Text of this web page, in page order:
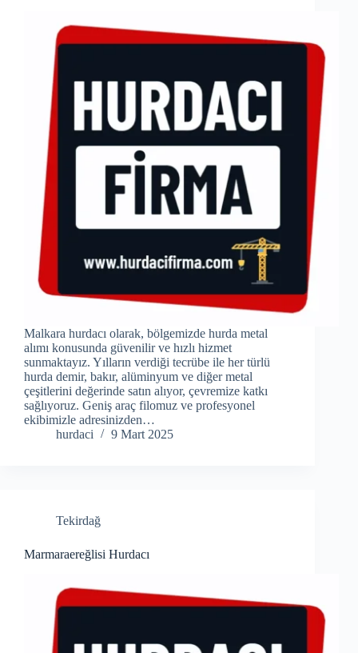
Malkara hurdacı olarak, bölgemizde hurda metal
alımı konusunda güvenilir ve hızlı hizmet
sunmaktayız. Yılların verdiği tecrübe ile her türlü
hurda demir, bakır, alüminyum ve diğer metal
çeşitlerini değerinde satın alıyor, çevremize katkı
sağlıyoruz. Geniş araç filomuz ve profesyonel
ekibimizle adresinizden…
hurdaci
9 Mart 2025
Tekirdağ
Marmaraereğlisi Hurdacı